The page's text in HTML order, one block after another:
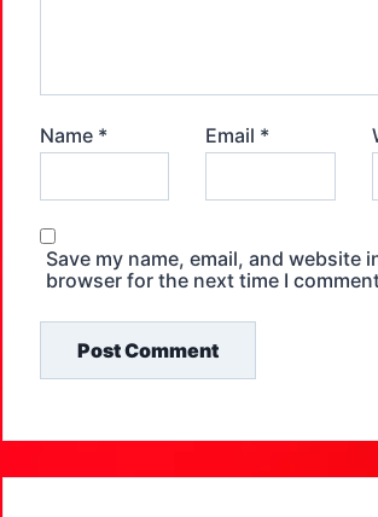
Name * Email *
Save my name, email, and website
browser for the next time I